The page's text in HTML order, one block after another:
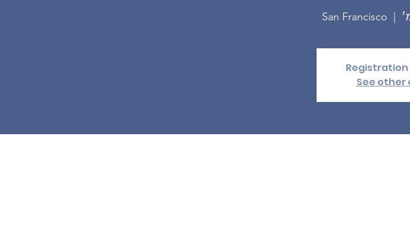
San Francisco
Registration
See other